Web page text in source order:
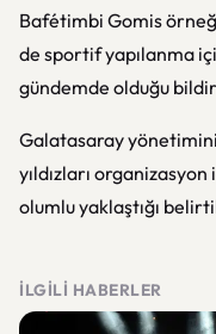
Bafétimbi Gomis
de sportif yapılanma
gündemde olduğu
Galatasaray
yıldızları
olumlu yaklaştığı
İLGILI HABERLER